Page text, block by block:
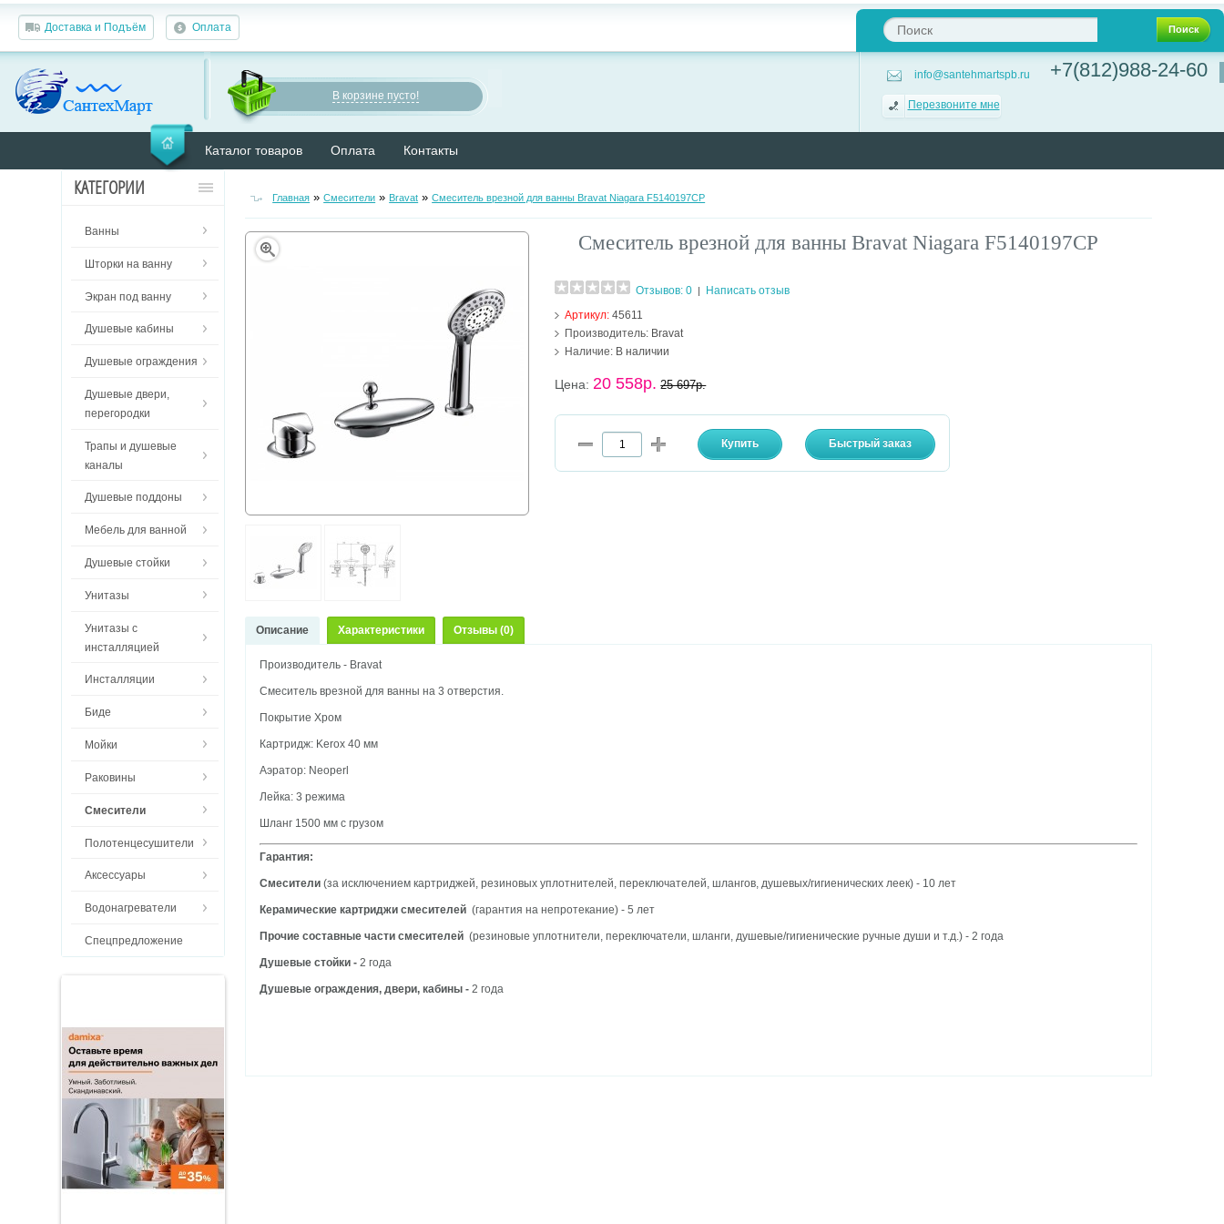
Доставка и Подъём Оплата Поиск
В корзине пусто!
info@santehmartspb.ru
Перезвоните мне
+7(812)988-24-60
Каталог товаров Оплата Контакты
КАТЕГОРИИ
Ванны
Шторки на ванну
Экран под ванну
Душевые кабины
Душевые ограждения
Душевые двери,
перегородки
Трапы и душевые
каналы
Душевые поддоны
Мебель для ванной
Душевые стойки
Унитазы
Унитазы с
инсталляцией
Инсталляции
Биде
Мойки
Раковины
Смесители
Полотенцесушители
Аксессуары
Водонагреватели
Спецпредложение
Главная »Смесители » Bravat »Смеситель врезной для ванны Bravat Niagara F5140197CP
Смеситель врезной для ванны Bravat Niagara F5140197CP
Отзывов: 0 |
Написать отзыв
Артикул:45611
Производитель: Bravat
Наличие: В наличии
Цена: 20 558р. 25 697р.
Описание Характеристики Отзывы (0)
Производитель - Bravat
Смеситель врезной для ванны на 3 отверстия.
Покрытие Хром
Картридж: Kerox 40 мм
Аэратор: Neoperl
Лейка: 3 режима
Шланг 1500 мм с грузом
Гарантия:
Смесители(за исключением картриджей, резиновых уплотнителей, переключателей, шлангов, душевых/гигиенических леек) - 10 лет
Керамические картриджи смесителей (гарантия на непротекание) - 5 лет
Прочие составные части смесителей (резиновые уплотнители, переключатели, шланги, душевые/гигиенические ручные души и т.д.) - 2 года
Душевые стойки -2 года
Душевые ограждения, двери, кабины -2 года